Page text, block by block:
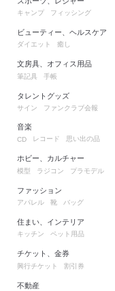
キャンプ フィッシング
ビューティー、ヘルスケア
ダイエット 癒し
文房具、オフィス用品
筆記具 手帳
タレントグッズ
サイン ファンクラブ会報
音楽
CD レコード 思い出の品
ホビー、カルチャー
模型 ラジコン プラモデル
ファッション
アパレル 靴 バッグ
住まい、インテリア
キッチン ペット用品
チケット、金券
興行チケット 割引券
不動産